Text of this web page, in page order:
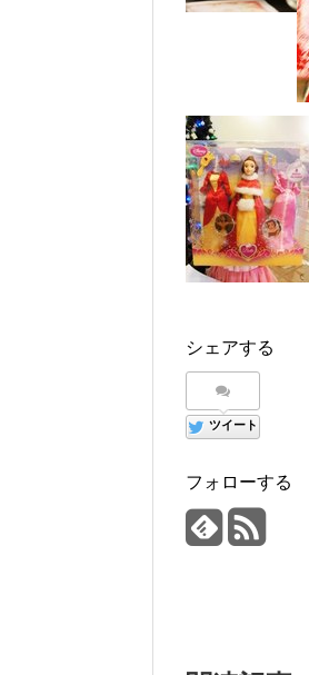
シェアする
ツイート
フォローする